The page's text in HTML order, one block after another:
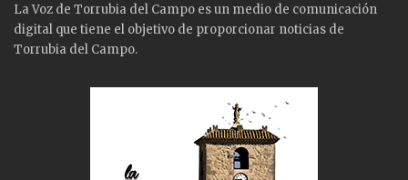
La Voz de Torrubia del Campo es un medio de comunicación
digital que tiene el objetivo de proporcionar noticias de
Torrubia del Campo.